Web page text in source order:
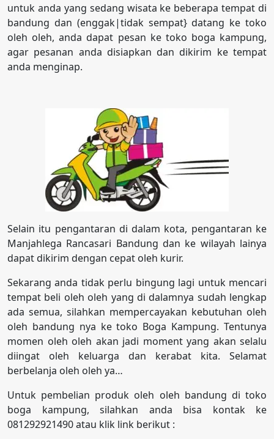
untuk anda yang sedang wisata ke beberapa tempat di
bandung dan (enggak|tidak sempat} datang ke toko
oleh oleh, anda dapat pesan ke toko boga kampung,
agar pesanan anda disiapkan dan dikirim ke tempat
anda menginap.
Selain itu pengantaran di dalam kota, pengantaran ke
Manjahlega Rancasari Bandung dan ke wilayah lainya
dapat dikirim dengan cepat oleh kurir.
Sekarang anda tidak perlu bingung lagi untuk mencari
tempat beli oleh oleh yang di dalamnya sudah lengkap
ada semua, silahkan mempercayakan kebutuhan oleh
oleh bandung nya ke toko Boga Kampung. Tentunya
momen oleh oleh akan jadi moment yang akan selalu
diingat oleh keluarga dan kerabat kita. Selamat
berbelanja oleh oleh ya…
Untuk pembelian produk oleh oleh bandung di toko
boga kampung, silahkan anda bisa kontak ke
081292921490 atau klik link berikut :